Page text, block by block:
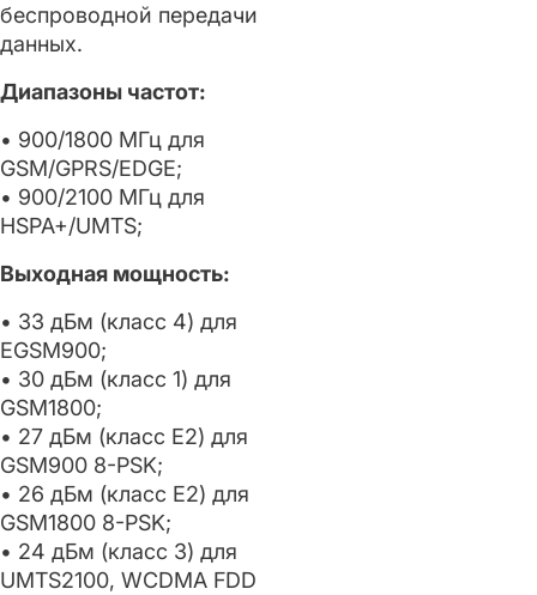
беспроводной передачи
данных.
Диапазоны частот:
• 900/1800 МГц для
GSM/GPRS/EDGE;
• 900/2100 MГц для
HSPA+/UMTS;
Выходная мощность:
• 33 дБм (класс 4) для
EGSM900;
• 30 дБм (класс 1) для
GSM1800;
• 27 дБм (класс E2) для
GSM900 8-PSK;
• 26 дБм (класс E2) для
GSM1800 8-PSK;
• 24 дБм (класс 3) для
UMTS2100, WCDMA FDD